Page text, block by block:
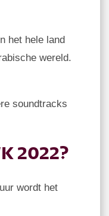
het hele land
wereld.
soundtracks
2022?
wordt het